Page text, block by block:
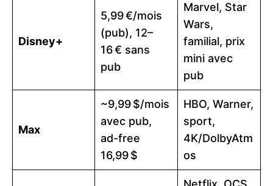
Disney+
5,99 €/mois
(pub), 12–
16 € sans
pub
Marvel, Star
Wars,
familial, prix
mini avec
pub
Max
~9,99 $/mois
avec pub,
ad-free
16,99 $
HBO, Warner,
sport,
4K/DolbyAtm
os